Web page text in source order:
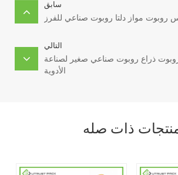
سابق
روبوت مواز دلتا روبوت صناعي للفرز
التالي
ذراع روبوت صناعي صغير لصناعة
الأدوية
ذات صله